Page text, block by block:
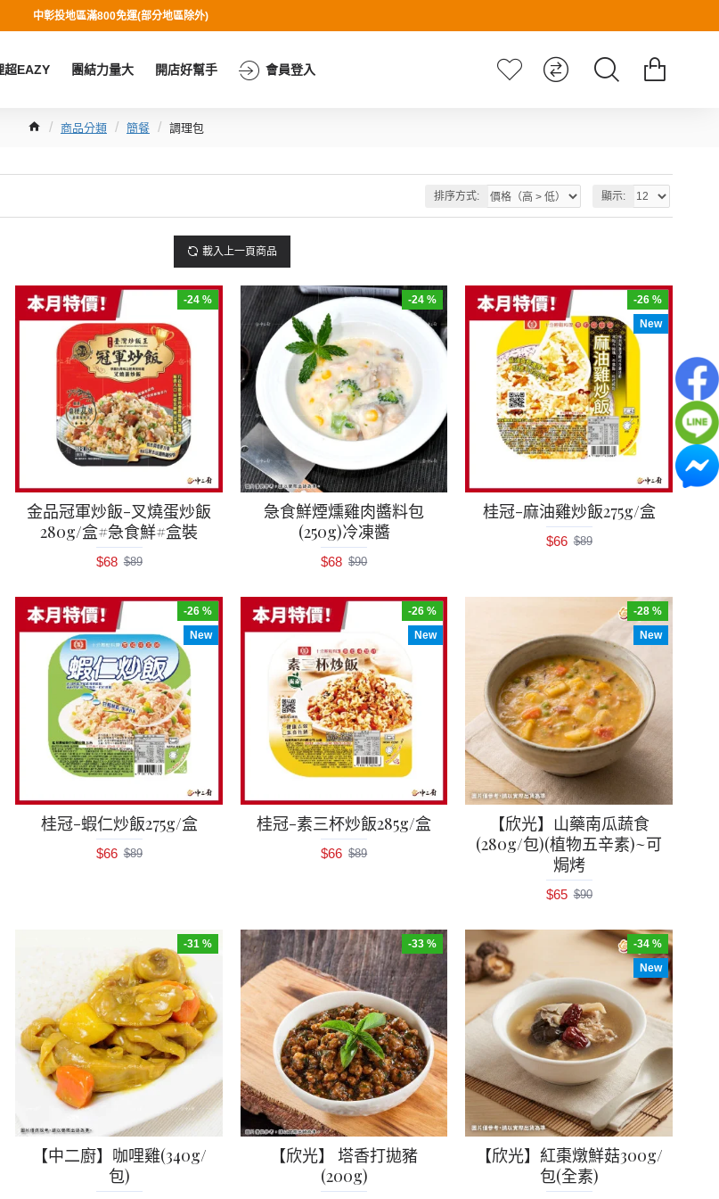
中彰投地區滿800免運(部分地區除外)
超EAZY 團結力量大 開店好幫手 會員登入
商品分類 簡餐 調理包
排序方式: 顯示:
載入上一頁商品
-24 %
金品冠軍炒飯-叉燒蛋炒飯
280g/盒#急食鮮#盒裝
$68 $89
-24 %
急食鮮煙燻雞肉醬料包
(250g)冷凍醬
$68 $90
New
-26 %
桂冠-麻油雞炒飯275g/盒
$66 $89
New
-26 %
桂冠-蝦仁炒飯275g/盒
$66 $89
New
-26 %
桂冠-素三杯炒飯285g/盒
$66 $89
New
-28 %
【欣光】山藥南瓜蔬食
(280g/包)(植物五辛素)~可
焗烤
$65 $90
-31 %
【中二廚】咖哩雞(340g/
包)
-33 %
【欣光】 塔香打拋豬
(200g)
New
-34 %
【欣光】紅棗燉鮮菇300g/
包(全素)